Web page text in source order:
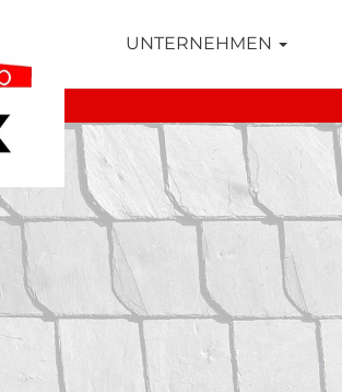
UNTERNEHMEN